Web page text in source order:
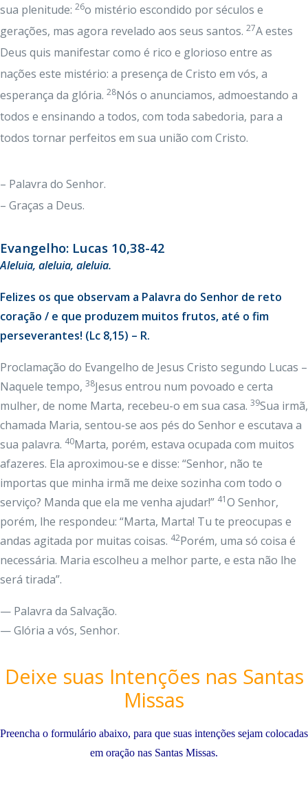
sua plenitude: 26o mistério escondido por séculos e
gerações, mas agora revelado aos seus santos. 27A estes
Deus quis manifestar como é rico e glorioso entre as
nações este mistério: a presença de Cristo em vós, a
esperança da glória. 28Nós o anunciamos, admoestando a
todos e ensinando a todos, com toda sabedoria, para a
todos tornar perfeitos em sua união com Cristo.
– Palavra do Senhor.
– Graças a Deus.
Evangelho: Lucas 10,38-42
Aleluia, aleluia, aleluia.
Felizes os que observam a Palavra do Senhor de reto
coração / e que produzem muitos frutos, até o fim
perseverantes! (Lc 8,15) – R.
Proclamação do Evangelho de Jesus Cristo segundo Lucas –
Naquele tempo, 38Jesus entrou num povoado e certa
mulher, de nome Marta, recebeu-o em sua casa. 39Sua irmã,
chamada Maria, sentou-se aos pés do Senhor e escutava a
sua palavra. 40Marta, porém, estava ocupada com muitos
afazeres. Ela aproximou-se e disse: “Senhor, não te
importas que minha irmã me deixe sozinha com todo o
serviço? Manda que ela me venha ajudar!” 41O Senhor,
porém, lhe respondeu: “Marta, Marta! Tu te preocupas e
andas agitada por muitas coisas. 42Porém, uma só coisa é
necessária. Maria escolheu a melhor parte, e esta não lhe
será tirada”.
— Palavra da Salvação.
— Glória a vós, Senhor.
Deixe suas Intenções nas Santas
Missas
Preencha o formulário abaixo, para que suas intenções sejam colocadas
em oração nas Santas Missas.